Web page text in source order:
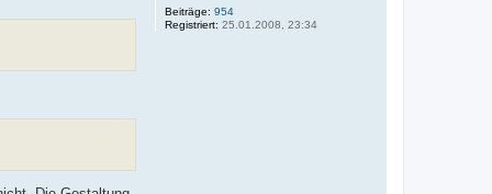
Beiträge: 954
Registriert: 25.01.2008, 23:34